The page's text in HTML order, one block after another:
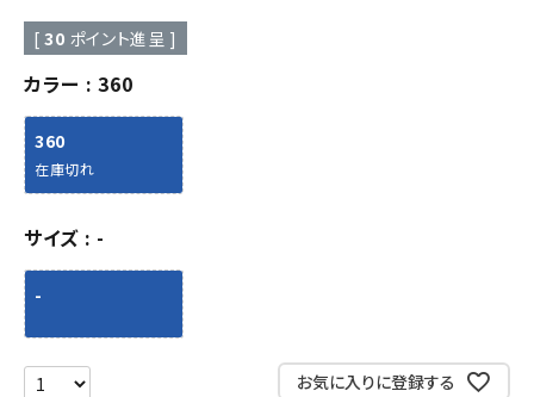
[ 30 ポイント進呈 ]
カラー 360
360
在庫切れ
サイズ -
-
お気に入りに登録する